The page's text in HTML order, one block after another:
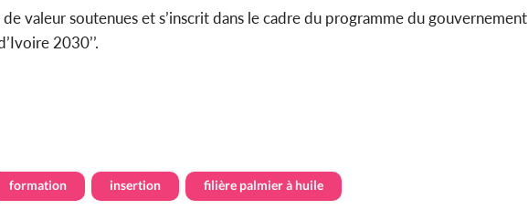
valeur soutenues et s’inscrit dans le cadre du programme du gouvernement
2030’’.
formation insertion filière palmier à huile